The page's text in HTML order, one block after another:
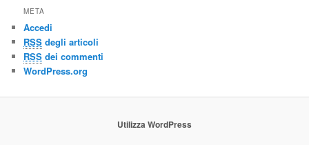
META
Accedi
RSS degli articoli
RSS dei commenti
WordPress.org
Utilizza WordPress